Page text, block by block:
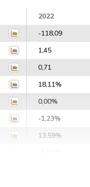
2022
-118,09
1,45
0,71
18,11%
0,00%
-1,23%
13,59%